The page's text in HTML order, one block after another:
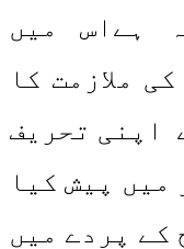
ہےاس میں
ملازمت کا
اپنی تحریف
پیش کیا
پردے میں